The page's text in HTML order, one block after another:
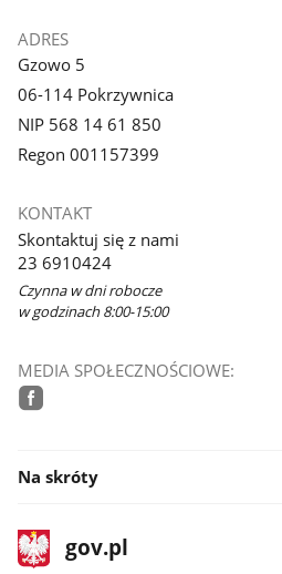
ADRES
Gzowo 5
06-114 Pokrzywnica
NIP 568 14 61 850
Regon 001157399
KONTAKT
Skontaktuj się z nami
23 6910424
Czynna w dni robocze
w godzinach 8:00-15:00
MEDIA SPOŁECZNOŚCIOWE:
Na skróty
stopka
gov.plStrona
gov.pl